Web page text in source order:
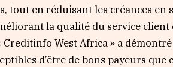
tout en réduisant les créances en
la qualité du service
West Africa » a
d’être de bons payeurs que